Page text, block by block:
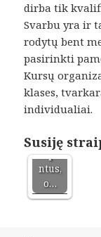
dirba tik
Svarbu yra ir
rodytų bent
pasirinkti
Kursų
klases,
individualiai.
Susiję
Kodėl
vis
daugi
au
žmoni
ų
renka
dantų
impla
ntus,
o…